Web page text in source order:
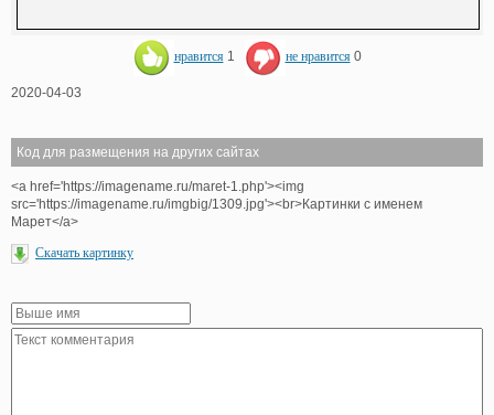
нравится 1 не нравится 0
2020-04-03
Код для размещения на других сайтах
<a href='https://imagename.ru/maret-1.php'><img
src='https://imagename.ru/imgbig/1309.jpg'><br>Картинки с именем
Марет</a>
Скачать картинку